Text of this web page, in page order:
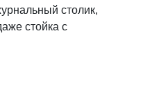
столик,
стойка с